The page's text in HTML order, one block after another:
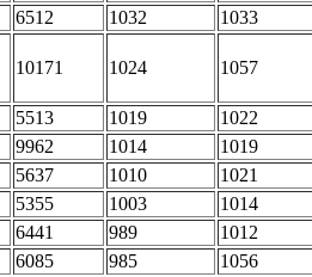
6512 1032 1033
10171 1024 1057
5513 1019
1022
9962 1014
1019
5637 1010
1021
5355 1003
1014
6441 989
1012
6085 985
1056